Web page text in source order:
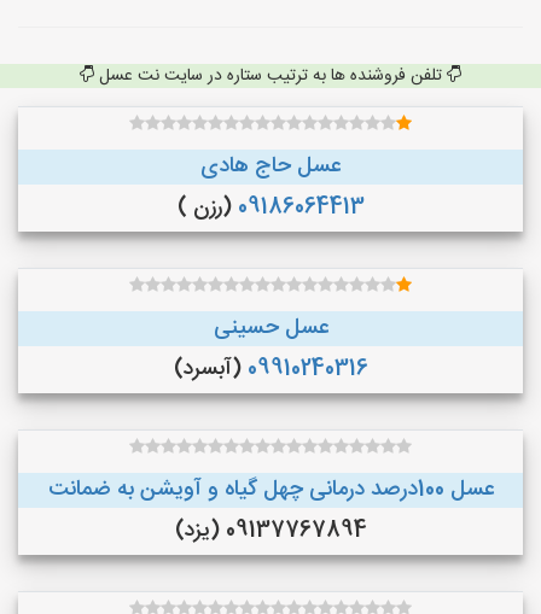
تلفن فروشنده ها به ترتیب ستاره در سایت نت عسل
عسل حاج هادی
09186064413 (رزن )
عسل حسینی
09910240316 (آبسرد)
عسل 100درصد درمانی چهل گیاه و آویشن به ضمانت
09137767894 (یزد)